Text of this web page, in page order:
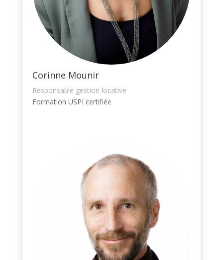
Corinne Mounir
Responsable gestion locative
Formation USPI certifiée